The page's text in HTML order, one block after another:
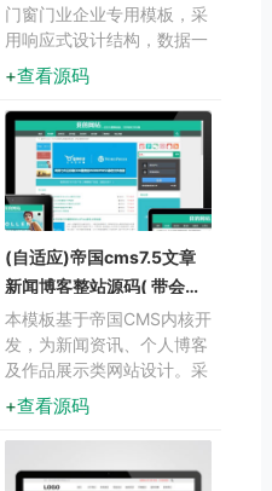
门窗门业企业专用模板，采
用响应式设计结构，数据一
次录入即可同步适配电脑与
手机端浏览。通过简洁大气
的视觉呈现，帮助门窗企业
快速建立专业线上展示平
台，有效传递产品价值与服
务优势。
查看源码
(自适应)帝国cms7.5文章
新闻博客整站源码( 带会员
中心)
本模板基于帝国CMS内核开
发，为新闻资讯、个人博客
及作品展示类网站设计。采
用响应式布局技术，确保在
手机、平板和电脑等不同设
备上都能获得良好的浏览体
验。
查看源码